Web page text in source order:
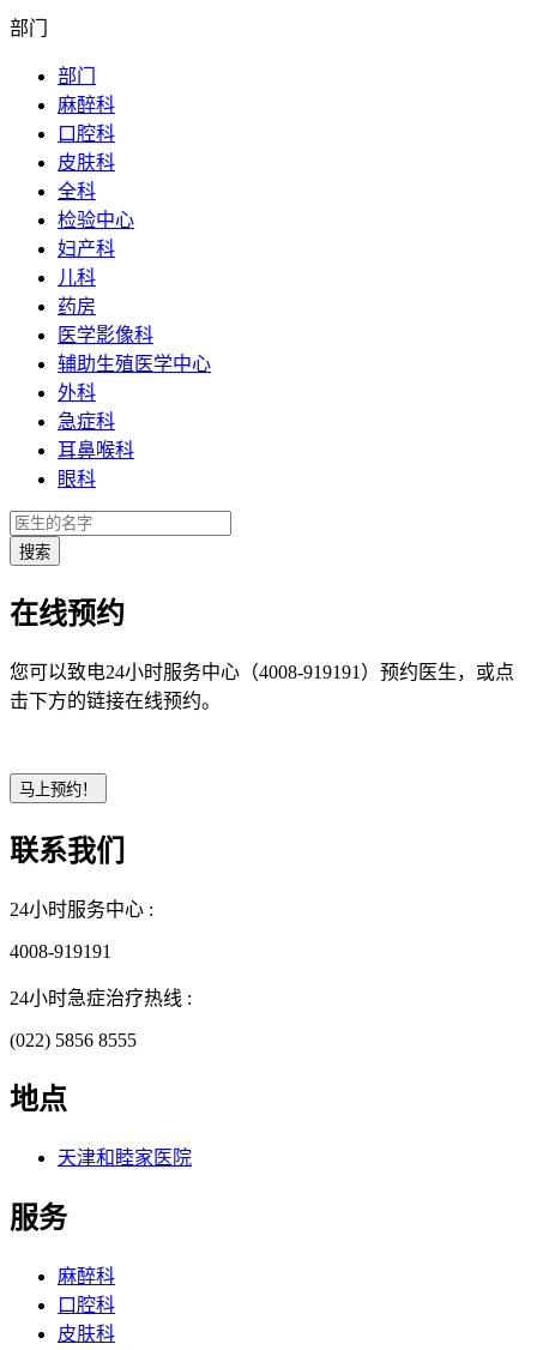
部门
部门
麻醉科
口腔科
皮肤科
全科
检验中心
妇产科
儿科
药房
医学影像科
辅助生殖医学中心
外科
急症科
耳鼻喉科
眼科
在线预约
您可以致电24小时服务中心（4008-919191）预约医生，或点
击下方的链接在线预约。
联系我们
24小时服务中心 :
4008-919191
24小时急症治疗热线 :
(022) 5856 8555
地点
天津和睦家医院
服务
麻醉科
口腔科
皮肤科